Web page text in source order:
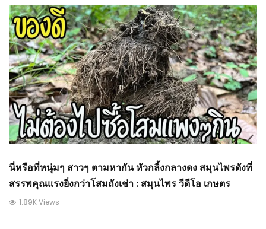
นี่หรือที่หนุ่มๆ สาวๆ ตามหากัน หัวกลิ้งกลางดง สมุนไพรดังที่
สรรพคุณแรงยิ่งกว่าโสมถังเช่า : สมุนไพร วีดีโอ เกษตร
1.89K Views